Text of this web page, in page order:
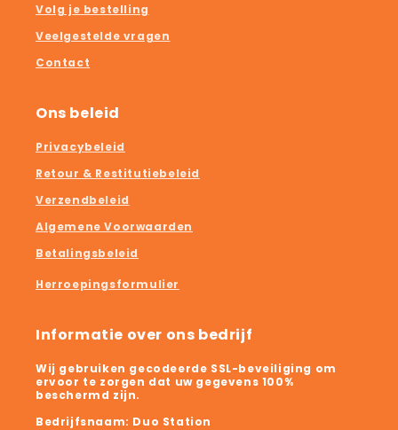
Volg je bestelling
Veelgestelde vragen
Contact
Ons beleid
Privacybeleid
Retour & Restitutiebeleid
Verzendbeleid
Algemene Voorwaarden
Betalingsbeleid
Herroepingsformulier
Informatie over ons bedrijf
Wij gebruiken gecodeerde SSL-beveiliging om
ervoor te zorgen dat uw gegevens 100%
beschermd zijn.
Bedrijfsnaam: Duo Station